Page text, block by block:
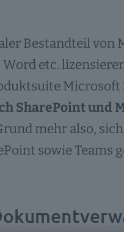
Bestandteil von
etc.
Microsoft
SharePoint und
mehr also,
sowie Teams